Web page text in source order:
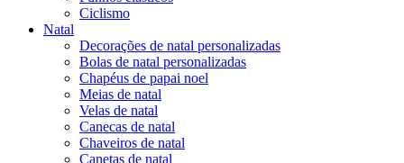
Ciclismo
Natal
Decorações de natal personalizadas
Bolas de natal personalizadas
Chapéus de papai noel
Meias de natal
Velas de natal
Canecas de natal
Chaveiros de natal
Canetas de natal